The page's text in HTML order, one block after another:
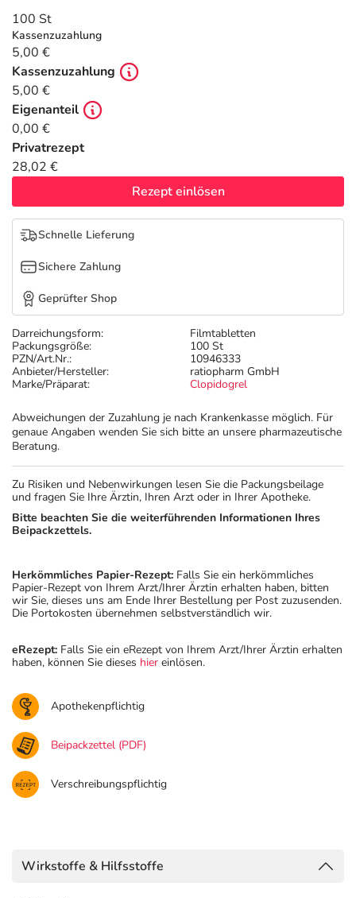
Tierapotheke
Vitamine & Mineralstoffe
Marken
Salus Deals
Darreichungsform:
Filmtabletten
Packungsgröße:
100 St
PZN/Art.Nr.:
10946333
Anbieter/Hersteller:
ratiopharm GmbH
Marke/Präparat:
Clopidogrel
Abweichungen der Zuzahlung je nach Krankenkasse möglich. Für
genaue Angaben wenden Sie sich bitte an unsere pharmazeutische
Beratung.
100 St
Kassenzuzahlung
5,00 €
Kassenzuzahlung
5,00 €
Eigenanteil
0,00 €
Privatrezept
28,02 €
Rezept einlösen
Schnelle Lieferung
Sichere Zahlung
Geprüfter Shop
Zu Risiken und Nebenwirkungen lesen Sie die Packungsbeilage
und fragen Sie Ihre Ärztin, Ihren Arzt oder in Ihrer Apotheke.
Bitte beachten Sie die weiterführenden Informationen Ihres
Beipackzettels.
Herkömmliches Papier-Rezept: Falls Sie ein herkömmliches
Papier-Rezept von Ihrem Arzt/Ihrer Ärztin erhalten haben, bitten
wir Sie, dieses uns am Ende Ihrer Bestellung per Post zuzusenden.
Die Portokosten übernehmen selbstverständlich wir.
eRezept: Falls Sie ein eRezept von Ihrem Arzt/Ihrer Ärztin erhalten
haben, können Sie dieses hier einlösen.
Apothekenpflichtig
Beipackzettel (PDF)
Verschreibungspflichtig
Wirkstoffe & Hilfsstoffe